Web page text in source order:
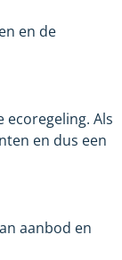
en de
Als
en dus een
aanbod en